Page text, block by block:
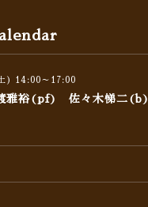
) 14:00～17:00
雅裕(pf) 佐々木悌二(b)